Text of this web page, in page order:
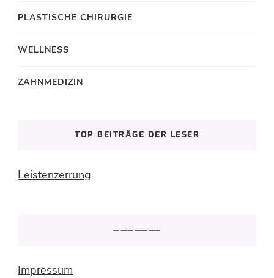
PLASTISCHE CHIRURGIE
WELLNESS
ZAHNMEDIZIN
TOP BEITRÄGE DER LESER
Leistenzerrung
——————–
Impressum